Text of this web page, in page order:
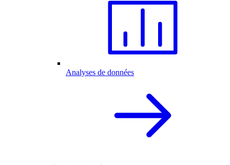
Analyses de données